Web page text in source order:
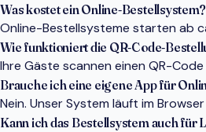
Was kostet ein Online-Bestellsystem?
Online-Bestellsysteme starten ab
Wie funktioniert die QR-Code-
Ihre Gäste scannen einen QR-
Brauche ich eine eigene App für
Nein. Unser System läuft im
Kann ich das Bestellsystem auch für